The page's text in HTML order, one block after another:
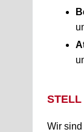
STELL
Wir